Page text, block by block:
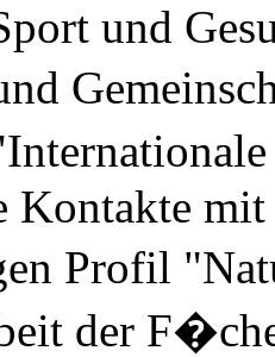
und
Kontakte mit
Profil
der